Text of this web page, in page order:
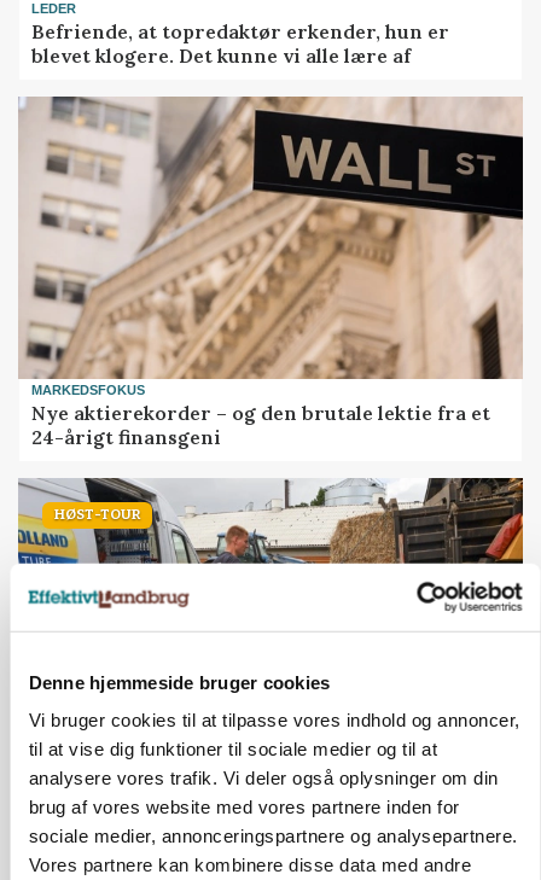
Denne hjemmeside bruger cookies
Vi bruger cookies til at tilpasse vores indhold og annoncer,
til at vise dig funktioner til sociale medier og til at
analysere vores trafik. Vi deler også oplysninger om din
brug af vores website med vores partnere inden for
sociale medier, annonceringspartnere og analysepartnere.
Vores partnere kan kombinere disse data med andre
LEDER
Befriende, at topredaktør erkender, hun er
blevet klogere. Det kunne vi alle lære af
MARKEDSFOKUS
Nye aktierekorder – og den brutale lektie fra et
24-årigt finansgeni
HØST-TOUR
PLANTER
På døgnvagt i høsten
Annonce